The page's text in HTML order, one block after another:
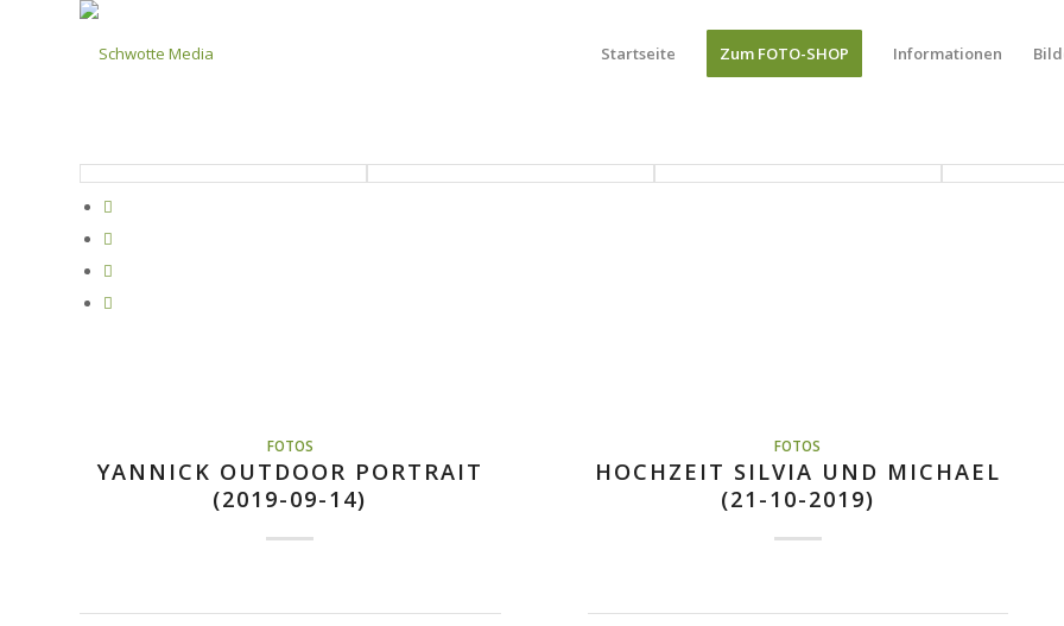
Startseite Zum FOTO-SHOP Informationen
FOTOS
YANNICK OUTDOOR PORTRAIT
(2019-09-14)
FOTOS
HOCHZEIT SILVIA UND MICHAEL
(21-10-2019)